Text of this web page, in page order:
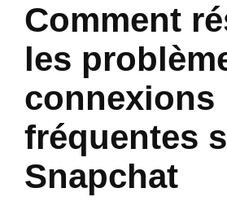
Comment
les
connexions
fréquentes
Snapchat